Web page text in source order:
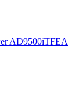
AD9500iTFEA